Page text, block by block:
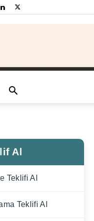
Al
Teklifi Al
Teklifi Al